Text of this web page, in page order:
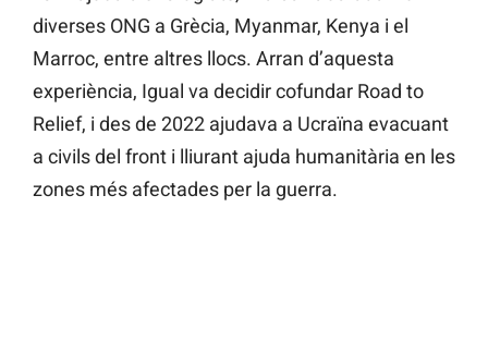
diverses ONG a Grècia, Myanmar, Kenya i el
Marroc, entre altres llocs. Arran d’aquesta
experiència, Igual va decidir cofundar Road to
Relief, i des de 2022 ajudava a Ucraïna evacuant
a civils del front i lliurant ajuda humanitària en les
zones més afectades per la guerra.